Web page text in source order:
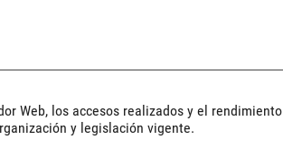
Web, los accesos realizados y el rendimiento
y legislación vigente.